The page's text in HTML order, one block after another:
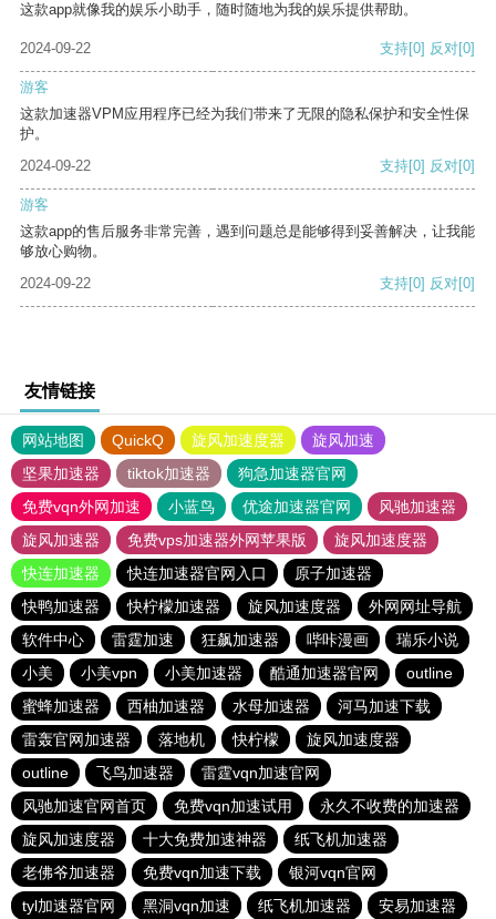
这款app就像我的娱乐小助手，随时随地为我的娱乐提供帮助。
2024-09-22 支持[0] 反对[0]
游客
这款加速器VPM应用程序已经为我们带来了无限的隐私保护和安全性保
护。
2024-09-22
支持[0] 反对[0]
游客
这款app的售后服务非常完善，遇到问题总是能够得到妥善解决，让我能
够放心购物。
2024-09-22
支持[0] 反对[0]
友情链接
网站地图 QuickQ 旋风加速度器
旋风加速
坚果加速器
tiktok加速器
狗急加速器官网
免费vqn外网加速
小蓝鸟 优途加速器官网
风驰加速器
旋风加速器
免费vps加速器外网苹果版
旋风加速度器
快连加速器
快连加速器官网入口
原子加速器
快鸭加速器
快柠檬加速器 旋风加速度器
外网网址导航
软件中心
雷霆加速 狂飙加速器 哔咔漫画
瑞乐小说
小美
小美vpn 小美加速器 酷通加速器官网
outline
蜜蜂加速器
西柚加速器 水母加速器
河马加速下载
雷轰官网加速器
落地机 快柠檬
旋风加速度器
outline
飞鸟加速器
雷霆vqn加速官网
风驰加速官网首页
免费vqn加速试用
永久不收费的加速器
旋风加速度器
十大免费加速神器
纸飞机加速器
老佛爷加速器
免费vqn加速下载
银河vqn官网
tyl加速器官网
黑洞vqn加速 纸飞机加速器 安易加速器